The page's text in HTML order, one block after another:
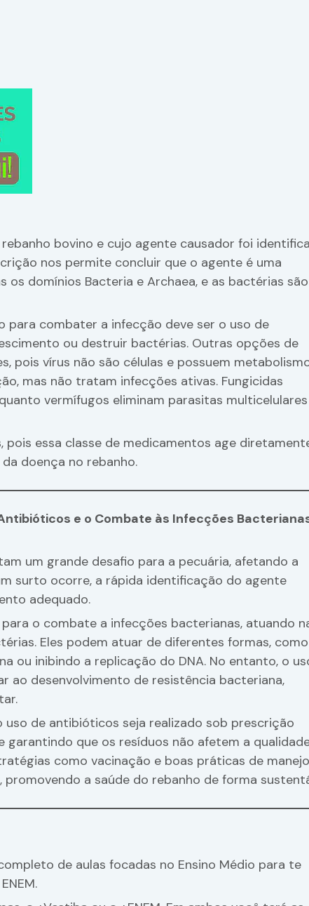
bovino e cujo agente causador foi
nos permite concluir que o agente é uma
domínios Bacteria e Archaea, e as bactérias
combater a infecção deve ser o uso de
ou destruir bactérias. Outras opções de
pois vírus não são células e possuem
mas não tratam infecções ativas. Fungicidas
vermífugos eliminam parasitas multicelulares
essa classe de medicamentos age
doença no rebanho.
e o Combate às Infecções
um grande desafio para a pecuária, afetando a
surto ocorre, a rápida identificação do agente
adequado.
o combate a infecções bacterianas, atuando
Eles podem atuar de diferentes formas, como
ou inibindo a replicação do DNA. No entanto, o
ao desenvolvimento de resistência bacteriana,
uso de antibióticos seja realizado sob prescrição
que os resíduos não afetem a
como vacinação e boas práticas de
a saúde do rebanho de forma
de aulas focadas no Ensino Médio para te